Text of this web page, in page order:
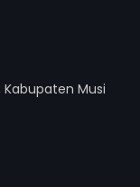
Musi